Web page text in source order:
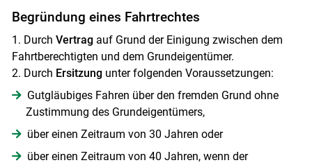
Begründung eines Fahrtrechtes
1. Durch Vertragauf Grund der Einigung zwischen dem
Fahrtberechtigten und dem Grundeigentümer.
2. Durch Ersitzung unter folgenden Voraussetzungen:
Gutgläubiges Fahren über den fremden Grund ohne
Zustimmung des Grundeigentümers,
über einen Zeitraum von 30 Jahren oder
über einen Zeitraum von 40 Jahren, wenn der